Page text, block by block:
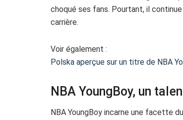
choqué ses fans. Pourtant, il
carrière.
Voir également :
Polska aperçue sur un titre de NBA
NBA YoungBoy, un
NBA YoungBoy incarne une facette